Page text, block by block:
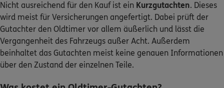
Nicht ausreichend für den Kauf ist ein Kurzgutachten. Dieses
wird meist für Versicherungen angefertigt. Dabei prüft der
Gutachter den Oldtimer vor allem äußerlich und lässt die
Vergangenheit des Fahrzeugs außer Acht. Außerdem
beinhaltet das Gutachten meist keine genauen Informationen
über den Zustand der einzelnen Teile.